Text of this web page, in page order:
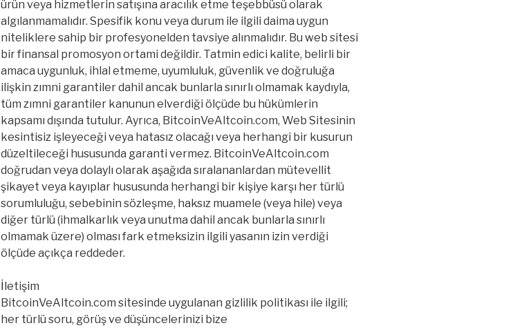
ürün veya hizmetlerin satışına aracılık etme teşebbüsü olarak
algılanmamalıdır. Spesifik konu veya durum ile ilgili daima uygun
niteliklere sahip bir profesyonelden tavsiye alınmalıdır. Bu web sitesi
bir finansal promosyon ortami değildir. Tatmin edici kalite, belirli bir
amaca uygunluk, ihlal etmeme, uyumluluk, güvenlik ve doğruluğa
ilişkin zımni garantiler dahil ancak bunlarla sınırlı olmamak kaydıyla,
tüm zımni garantiler kanunun elverdiği ölçüde bu hükümlerin
kapsamı dışında tutulur. Ayrıca, BitcoinVeAltcoin.com, Web Sitesinin
kesintisiz işleyeceği veya hatasız olacağı veya herhangi bir kusurun
düzeltileceği hususunda garanti vermez. BitcoinVeAltcoin.com
doğrudan veya dolaylı olarak aşağıda sıralananlardan mütevellit
şikayet veya kayıplar hususunda herhangi bir kişiye karşı her türlü
sorumluluğu, sebebinin sözleşme, haksız muamele (veya hile) veya
diğer türlü (ihmalkarlık veya unutma dahil ancak bunlarla sınırlı
olmamak üzere) olması fark etmeksizin ilgili yasanın izin verdiği
ölçüde açıkça reddeder.
İletişim
BitcoinVeAltcoin.com sitesinde uygulanan gizlilik politikası ile ilgili;
her türlü soru, görüş ve düşüncelerinizi bize